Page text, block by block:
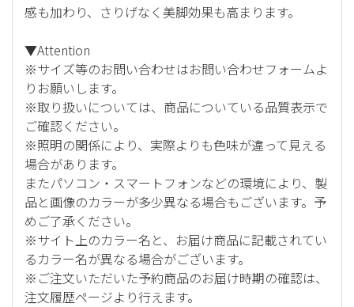
感も加わり、さりげなく美脚効果も高まります。
▼Attention
※サイズ等のお問い合わせはお問い合わせフォームよ
りお願いします。
※取り扱いについては、商品についている品質表示で
ご確認ください。
※照明の関係により、実際よりも色味が違って見える
場合があります。
またパソコン・スマートフォンなどの環境により、製
品と画像のカラーが多少異なる場合もございます。予
めご了承ください。
※サイト上のカラー名と、お届け商品に記載されてい
るカラー名が異なる場合がございます。
※ご注文いただいた予約商品のお届け時期の確認は、
注文履歴ページより行えます。